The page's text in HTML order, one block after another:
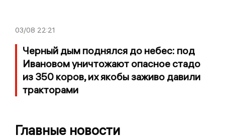
03/08 22:21
Черный дым поднялся до небес: под
Ивановом уничтожают опасное стадо
из 350 коров, их якобы заживо давили
тракторами
Главные новости